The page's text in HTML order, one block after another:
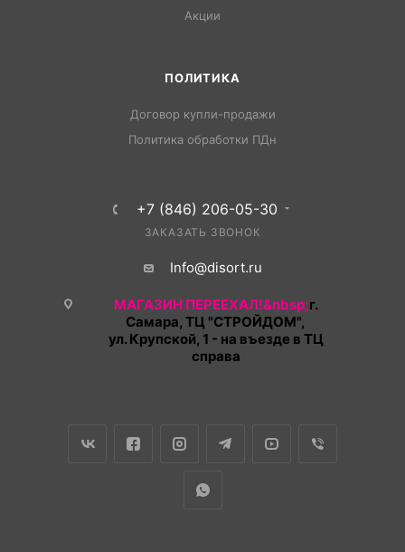
Акции
ПОЛИТИКА
Договор купли-продажи
Политика обработки ПДн
+7 (846) 206-05-30
ЗАКАЗАТЬ ЗВОНОК
Info@disort.ru
МАГАЗИН ПЕРЕЕХАЛ!&nbsp;г.
Самара, ТЦ "СТРОЙДОМ",
ул. Крупской, 1 - на въезде в ТЦ
справа